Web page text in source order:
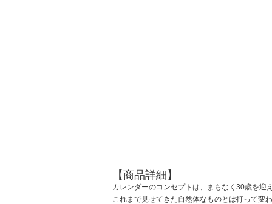
【商品詳細】
カレンダーのコンセプトは、まもなく30歳を迎
これまで見せてきた自然体なものとは打って変